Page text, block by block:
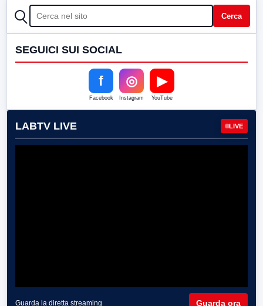
CERCA Cerca
SEGUICI SUI SOCIAL
f
Facebook
◎
Instagram
▶
YouTube
LABTV LIVE LIVE
Guarda la diretta streaming Guarda ora